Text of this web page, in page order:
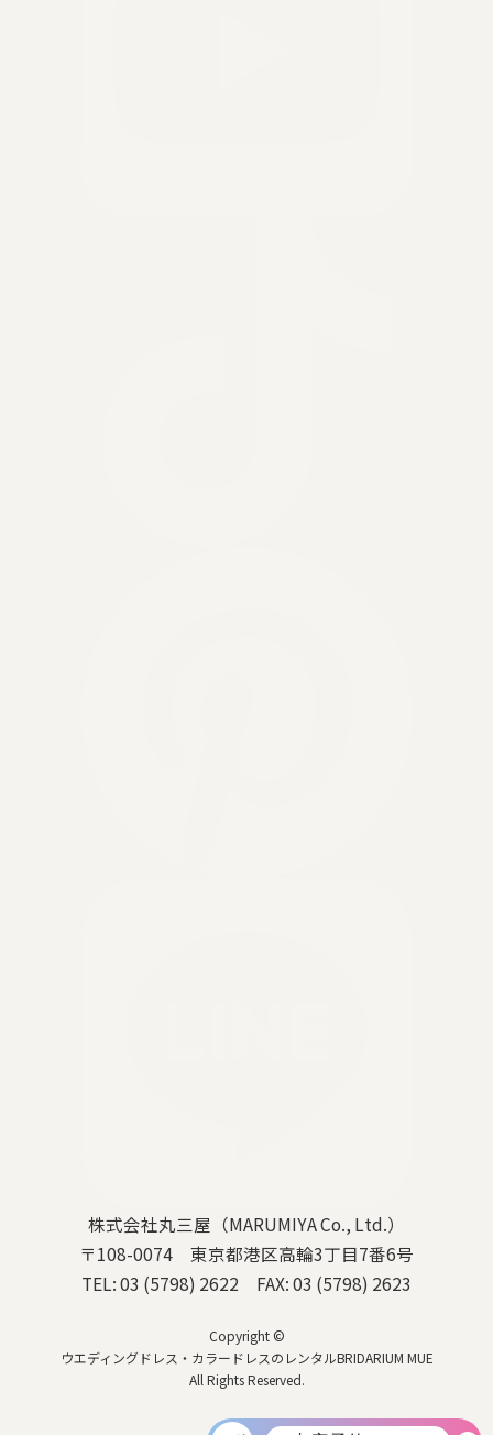
株式会社丸三屋（MARUMIYA Co., Ltd.）
〒108-0074 東京都港区高輪3丁目7番6号
TEL: 03 (5798) 2622 FAX: 03 (5798) 2623
Copyright ©
ウエディングドレス・カラードレスのレンタルBRIDARIUM MUE
All Rights Reserved.